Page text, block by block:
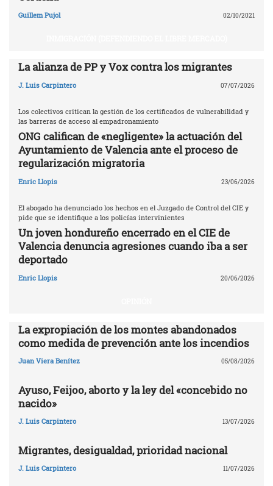
Guillem Pujol 02/10/2021
La alianza de PP y Vox contra los migrantes
J. Luis Carpintero 07/07/2026
Los colectivos critican la gestión de los certificados de vulnerabilidad y
las barreras de acceso al empadronamiento
ONG califican de «negligente» la actuación del
Ayuntamiento de Valencia ante el proceso de
regularización migratoria
Enric Llopis 23/06/2026
El abogado ha denunciado los hechos en el Juzgado de Control del CIE y
pide que se identifique a los policías intervinientes
Un joven hondureño encerrado en el CIE de
Valencia denuncia agresiones cuando iba a ser
deportado
Enric Llopis 20/06/2026
La expropiación de los montes abandonados
como medida de prevención ante los incendios
Juan Viera Benítez 05/08/2026
Ayuso, Feijoo, aborto y la ley del «concebido no
nacido»
J. Luis Carpintero 13/07/2026
Migrantes, desigualdad, prioridad nacional
J. Luis Carpintero 11/07/2026